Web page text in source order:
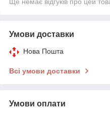
Умови доставки
Нова Пошта
Всі умови доставки
Умови оплати